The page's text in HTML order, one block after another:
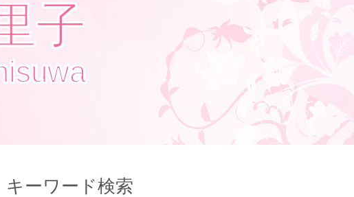
子
キーワード検索